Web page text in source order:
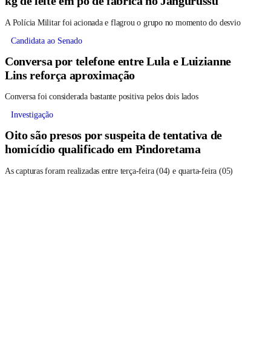
A Polícia Militar foi acionada e flagrou o grupo no momento do desvio
Candidata ao Senado
Conversa por telefone entre Lula e Luizianne
Lins reforça aproximação
Conversa foi considerada bastante positiva pelos dois lados
Investigação
Oito são presos por suspeita de tentativa de
homicídio qualificado em Pindoretama
As capturas foram realizadas entre terça-feira (04) e quarta-feira (05)